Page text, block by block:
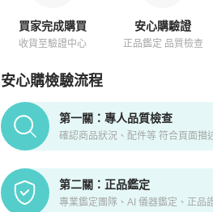
買家完成購買
收貨至驗證中心
安心購驗證
正品鑑定 品質檢查
安心購檢驗流程
PopChill拍拍圈正品驗證、安心購檢
第一關：專人品質檢查
確認商品狀況、配件等 符合頁面描
第二關：正品鑑定
專業鑑定團隊、AI 儀器鑑定、正品